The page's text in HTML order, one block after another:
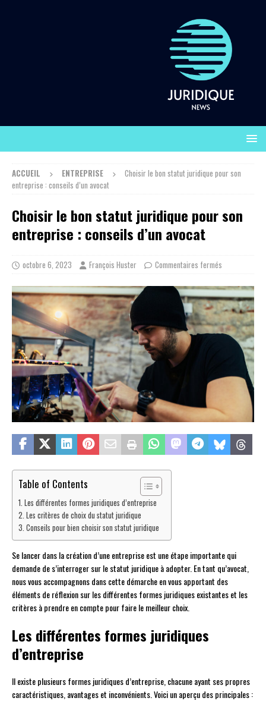
ACCUEIL ENTREPRISE
Choisir le bon statut juridique pour son
entreprise : conseils d’un avocat
Choisir le bon statut juridique pour son
entreprise : conseils d’un avocat
octobre 6, 2023 François Huster Commentaires fermés
Table of Contents
Les différentes formes juridiques d’entreprise
Les critères de choix du statut juridique
Conseils pour bien choisir son statut juridique
Se lancer dans la création d’une entreprise est une étape importante qui
demande de s’interroger sur le statut juridique à adopter. En tant qu’avocat,
nous vous accompagnons dans cette démarche en vous apportant des
éléments de réflexion sur les différentes formes juridiques existantes et les
critères à prendre en compte pour faire le meilleur choix.
Les différentes formes juridiques
d’entreprise
Il existe plusieurs formes juridiques d’entreprise, chacune ayant ses propres
caractéristiques, avantages et inconvénients. Voici un aperçu des principales :